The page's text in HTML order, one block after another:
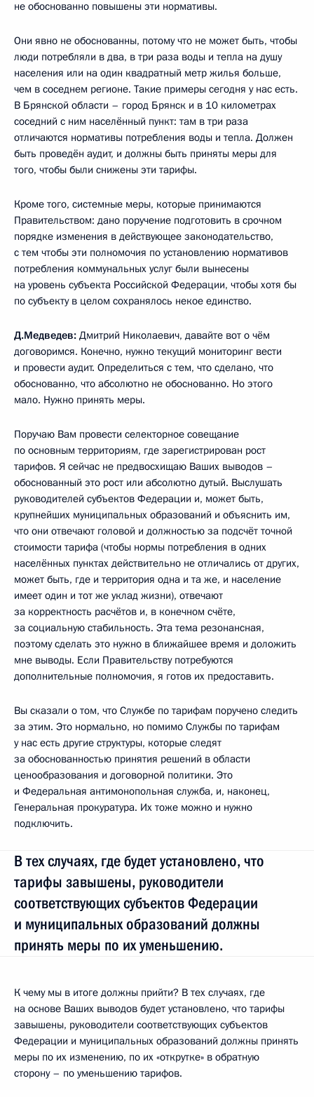
не обоснованно повышены эти нормативы.
Они явно не обоснованны, потому что не может быть, чтобы
люди потребляли в два, в три раза воды и тепла на душу
населения или на один квадратный метр жилья больше,
чем в соседнем регионе. Такие примеры сегодня у нас есть.
В Брянской области – город Брянск и в 10 километрах
соседний с ним населённый пункт: там в три раза
отличаются нормативы потребления воды и тепла. Должен
быть проведён аудит, и должны быть приняты меры для
того, чтобы были снижены эти тарифы.
Кроме того, системные меры, которые принимаются
Правительством: дано поручение подготовить в срочном
порядке изменения в действующее законодательство,
с тем чтобы эти полномочия по установлению нормативов
потребления коммунальных услуг были вынесены
на уровень субъекта Российской Федерации, чтобы хотя бы
по субъекту в целом сохранялось некое единство.
Д.Медведев: Дмитрий Николаевич, давайте вот о чём
договоримся. Конечно, нужно текущий мониторинг вести
и провести аудит. Определиться с тем, что сделано, что
обоснованно, что абсолютно не обоснованно. Но этого
мало. Нужно принять меры.
Поручаю Вам провести селекторное совещание
по основным территориям, где зарегистрирован рост
тарифов. Я сейчас не предвосхищаю Ваших выводов –
обоснованный это рост или абсолютно дутый. Выслушать
руководителей субъектов Федерации и, может быть,
крупнейших муниципальных образований и объяснить им,
что они отвечают головой и должностью за подсчёт точной
стоимости тарифа (чтобы нормы потребления в одних
населённых пунктах действительно не отличались от других,
может быть, где и территория одна и та же, и население
имеет один и тот же уклад жизни), отвечают
за корректность расчётов и, в конечном счёте,
за социальную стабильность. Эта тема резонансная,
поэтому сделать это нужно в ближайшее время и доложить
мне выводы. Если Правительству потребуются
дополнительные полномочия, я готов их предоставить.
Вы сказали о том, что Службе по тарифам поручено следить
за этим. Это нормально, но помимо Службы по тарифам
у нас есть другие структуры, которые следят
за обоснованностью принятия решений в области
ценообразования и договорной политики. Это
и Федеральная антимонопольная служба, и, наконец,
Генеральная прокуратура. Их тоже можно и нужно
подключить.
В тех случаях, где будет установлено, что
тарифы завышены, руководители
соответствующих субъектов Федерации
и муниципальных образований должны
принять меры по их уменьшению.
К чему мы в итоге должны прийти? В тех случаях, где
на основе Ваших выводов будет установлено, что тарифы
завышены, руководители соответствующих субъектов
Федерации и муниципальных образований должны принять
меры по их изменению, по их «открутке» в обратную
сторону – по уменьшению тарифов.